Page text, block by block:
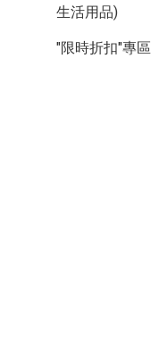
生活用品)
"限時折扣"專區